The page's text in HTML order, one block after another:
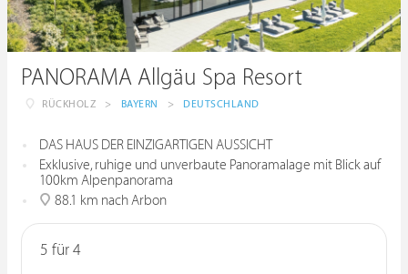
PANORAMA Allgäu Spa Resort
RÜCKHOLZ > BAYERN > DEUTSCHLAND
DAS HAUS DER EINZIGARTIGEN AUSSICHT
Exklusive, ruhige und unverbaute Panoramalage mit Blick auf
100km Alpenpanorama
88.1 km nach Arbon
5 für 4